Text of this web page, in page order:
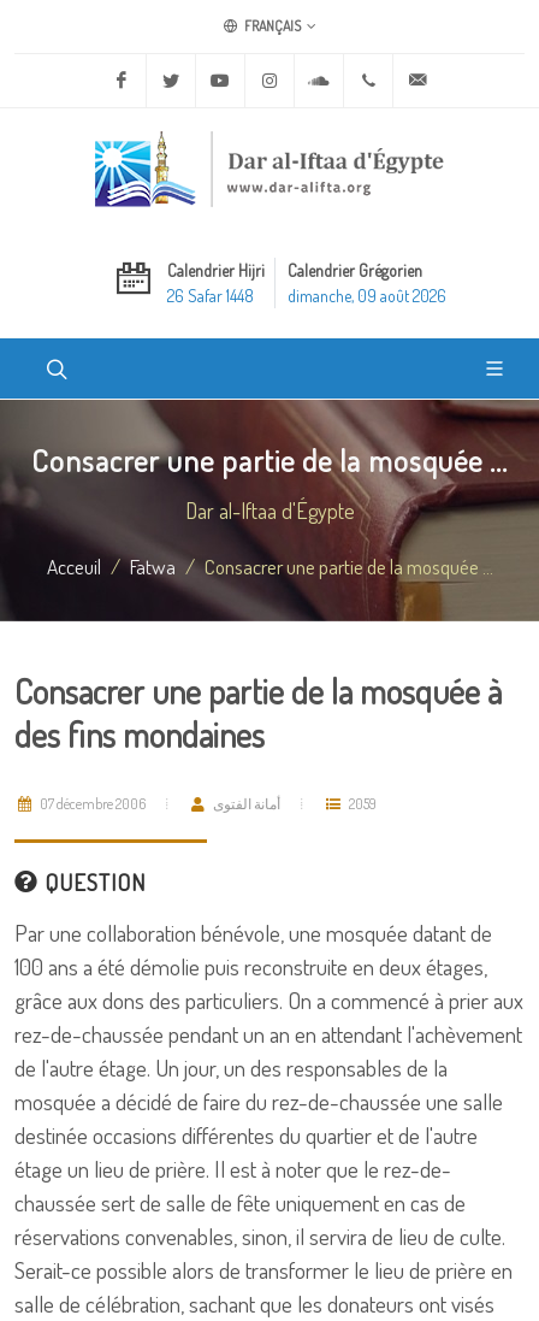
FRANÇAIS
Facebook Twitter Youtube Instagram Soundcloud+20 2 25970400
Calendrier Hijri
26 Safar 1448
Calendrier Grégorien
dimanche, 09 août 2026
Consacrer une partie de la mosquée ...
Dar al-Iftaa d'Égypte
Acceuil Fatwa Consacrer une partie de la mosquée ...
Consacrer une partie de la mosquée à
des fins mondaines
07 décembre 2006 أمانة الفتوى 2059
QUESTION
Par une collaboration bénévole, une mosquée datant de
100 ans a été démolie puis reconstruite en deux étages,
grâce aux dons des particuliers. On a commencé à prier aux
rez-de-chaussée pendant un an en attendant l'achèvement
de l'autre étage. Un jour, un des responsables de la
mosquée a décidé de faire du rez-de-chaussée une salle
destinée occasions différentes du quartier et de l'autre
étage un lieu de prière. Il est à noter que le rez-de-
chaussée sert de salle de fête uniquement en cas de
réservations convenables, sinon, il servira de lieu de culte.
Serait-ce possible alors de transformer le lieu de prière en
salle de célébration, sachant que les donateurs ont visés